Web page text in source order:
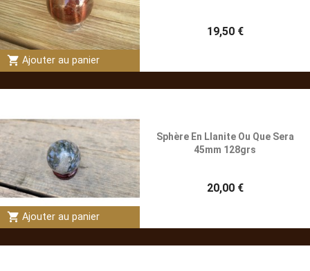
shopping_cart Ajouter au panier
19,50 €
shopping_cart Ajouter au panier
Sphère En Llanite Ou Que Sera
45mm 128grs
20,00 €